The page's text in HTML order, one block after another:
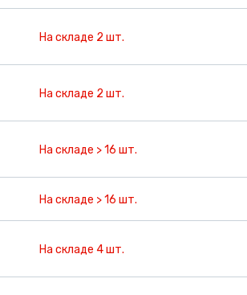
На складе 2 шт.
На складе 2 шт.
На складе > 16 шт.
На складе > 16 шт.
На складе 4 шт.